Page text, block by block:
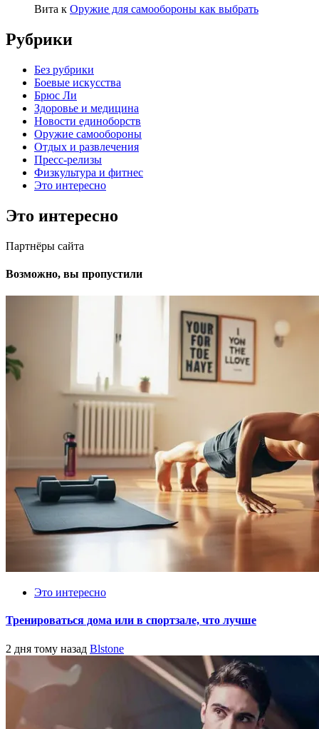
Вита к Оружие для самообороны как выбрать
Рубрики
Без рубрики
Боевые искусства
Брюс Ли
Здоровье и медицина
Новости единоборств
Оружие самообороны
Отдых и развлечения
Пресс-релизы
Физкультура и фитнес
Это интересно
Это интересно
Партнёры сайта
Возможно, вы пропустили
Это интересно
Тренироваться дома или в спортзале, что лучше
2 дня тому назад Blstone